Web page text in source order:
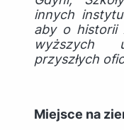
innych
aby o historii
wyższych
przyszłych
Miejsce na